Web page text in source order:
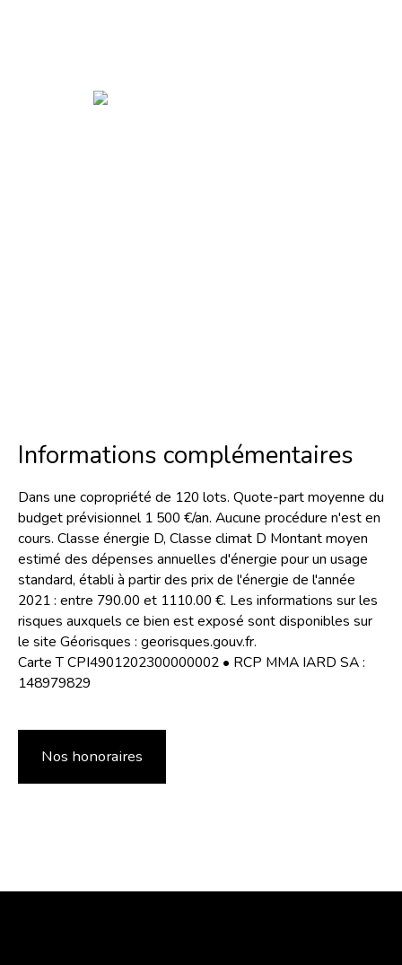
Informations complémentaires
Dans une copropriété de 120 lots. Quote-part moyenne du
budget prévisionnel 1 500 €/an. Aucune procédure n'est en
cours. Classe énergie D, Classe climat D Montant moyen
estimé des dépenses annuelles d'énergie pour un usage
standard, établi à partir des prix de l'énergie de l'année
2021 : entre 790.00 et 1110.00 €. Les informations sur les
risques auxquels ce bien est exposé sont disponibles sur
le site Géorisques : georisques.gouv.fr.
Carte T CPI4901202300000002 • RCP MMA IARD SA :
148979829
Nos honoraires